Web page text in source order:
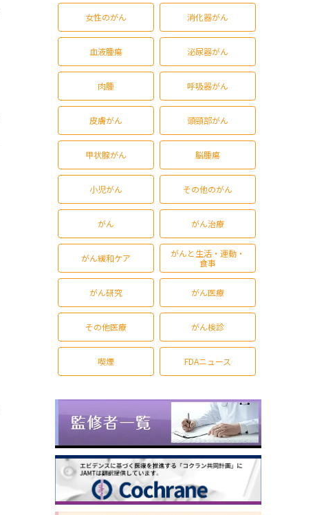
女性のがん 消化器がん
血液腫瘍 泌尿器がん
肉腫 呼吸器がん
皮膚がん 頭頸部がん
甲状腺がん 脳腫瘍
小児がん その他のがん
がん がん治療
がん緩和ケア
がんと生活・運動・
食事
がん研究 がん医療
その他医療 がん検診
喫煙 FDAニュース